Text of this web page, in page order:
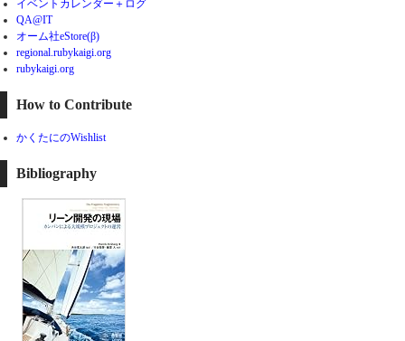
イベントカレンダー＋ログ
QA@IT
オーム社eStore(β)
regional.rubykaigi.org
rubykaigi.org
How to Contribute
かくたにのWishlist
Bibliography